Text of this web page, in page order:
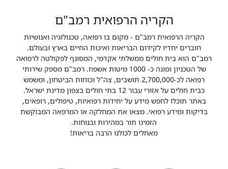
הקריה הרפואית רמב"ם
הקריה הרפואית רמב"ם - מקום בו רפואה, טכנולוגיה ואנושיות
חוברים יחדיו לקידום הבריאות ואיכות החיים בארץ ובעולם.
רמב"ם הוא בית חולים ממשלתי אקדמי, המסונף לפקולטה לרפואה
של הטכניון ומונה כ- 1000 מיטות אשפוז. רמב"ם מספק שירותי
רפואה לכ-2,700,000 תושבים, צה"ל וכוחות הביטחון, ומשמש
כבית חולים על אזורי עבור 12 בתי חולים בצפון מדינת ישראל.
באתר תוכלו לחפש מידע על יחידות רפואיות, טיפולים, רופאים,
בדיקות ומידע רפואי. מצאו את המחלקה או המרפאה המבוקשת
הזמינו תור במהירות ובנוחות.
מאחלים לכולנו הרבה בריאות!